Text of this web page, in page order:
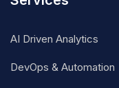
AI Driven Analytics
DevOps & Automation